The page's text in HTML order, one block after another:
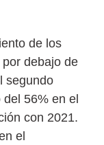
de los
debajo de
segundo
56% en el
con 2021.
el